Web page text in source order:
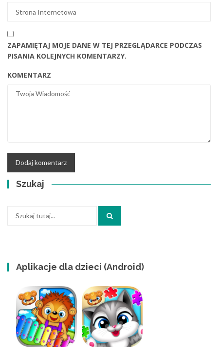
ZAPAMIĘTAJ MOJE DANE W TEJ PRZEGLĄDARCE PODCZAS
PISANIA KOLEJNYCH KOMENTARZY.
KOMENTARZ
Szukaj
Aplikacje dla dzieci (Android)